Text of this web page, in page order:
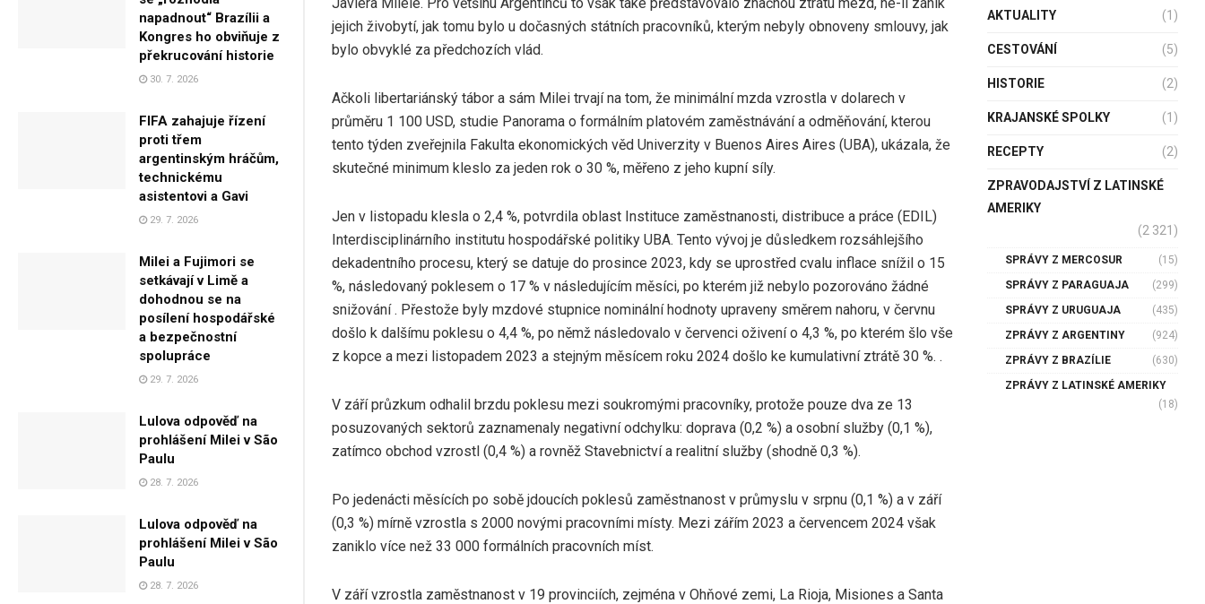
napadnout“ Brazílii a
Kongres ho obviňuje z
překrucování historie
30. 7. 2026
FIFA zahajuje řízení
proti třem
argentinským hráčům,
technickému
asistentovi a Gavi
29. 7. 2026
Milei a Fujimori se
setkávají v Limě a
dohodnou se na
posílení hospodářské
a bezpečnostní
spolupráce
29. 7. 2026
Lulova odpověď na
prohlášení Milei v São
Paulu
28. 7. 2026
Lulova odpověď na
prohlášení Milei v São
Paulu
28. 7. 2026
jejich živobytí, jak tomu bylo u dočasných státních pracovníků, kterým nebyly obnoveny smlouvy, jak
bylo obvyklé za předchozích vlád.
Ačkoli libertariánský tábor a sám Milei trvají na tom, že minimální mzda vzrostla v dolarech v
průměru 1 100 USD, studie Panorama o formálním platovém zaměstnávání a odměňování, kterou
tento týden zveřejnila Fakulta ekonomických věd Univerzity v Buenos Aires Aires (UBA), ukázala, že
skutečné minimum kleslo za jeden rok o 30 %, měřeno z jeho kupní síly.
Jen v listopadu klesla o 2,4 %, potvrdila oblast Instituce zaměstnanosti, distribuce a práce (EDIL)
Interdisciplinárního institutu hospodářské politiky UBA. Tento vývoj je důsledkem rozsáhlejšího
dekadentního procesu, který se datuje do prosince 2023, kdy se uprostřed cvalu inflace snížil o 15
%, následovaný poklesem o 17 % v následujícím měsíci, po kterém již nebylo pozorováno žádné
snižování . Přestože byly mzdové stupnice nominální hodnoty upraveny směrem nahoru, v červnu
došlo k dalšímu poklesu o 4,4 %, po němž následovalo v červenci oživení o 4,3 %, po kterém šlo vše
z kopce a mezi listopadem 2023 a stejným měsícem roku 2024 došlo ke kumulativní ztrátě 30 %. .
V září průzkum odhalil brzdu poklesu mezi soukromými pracovníky, protože pouze dva ze 13
posuzovaných sektorů zaznamenaly negativní odchylku: doprava (0,2 %) a osobní služby (0,1 %),
zatímco obchod vzrostl (0,4 %) a rovněž Stavebnictví a realitní služby (shodně 0,3 %).
Po jedenácti měsících po sobě jdoucích poklesů zaměstnanost v průmyslu v srpnu (0,1 %) a v září
(0,3 %) mírně vzrostla s 2000 novými pracovními místy. Mezi zářím 2023 a červencem 2024 však
zaniklo více než 33 000 formálních pracovních míst.
V září vzrostla zaměstnanost v 19 provinciích, zejména v Ohňové zemi, La Rioja, Misiones a Santa
AKTUALITY (1)
CESTOVÁNÍ (5)
HISTORIE (2)
KRAJANSKÉ SPOLKY (1)
RECEPTY (2)
ZPRAVODAJSTVÍ Z LATINSKÉ
AMERIKY
(2 321)
SPRÁVY Z MERCOSUR
(15)
SPRÁVY Z PARAGUAJA
(299)
SPRÁVY Z URUGUAJA
(435)
ZPRÁVY Z ARGENTINY
(924)
ZPRÁVY Z BRAZÍLIE
(630)
ZPRÁVY Z LATINSKÉ AMERIKY
(18)